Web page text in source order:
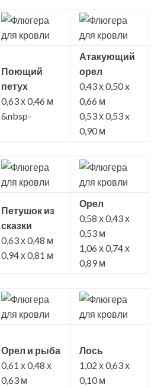
Поющий
петух
0,63 х 0,46 м
&nbsp-
Атакующий
орел
0,43 х 0,50 x
0,66 м
0,53 х 0,53 x
0,90 м
Петушок из
сказки
0,63 х 0,48 м
0,94 х 0,81 м
Орел
0,58 х 0,43 х
0,53 м
1,06 х 0,74 х
0,89 м
Орел и рыба
0,61 х 0,48 х
0,63 м
Лось
1,02 х 0,63 х
0,10 м